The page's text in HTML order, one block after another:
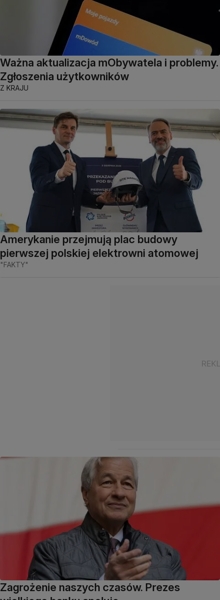
Ważna aktualizacja mObywatela i problemy.
Zgłoszenia użytkowników
Z KRAJU
Amerykanie przejmują plac budowy
pierwszej polskiej elektrowni atomowej
"FAKTY"
Zagrożenie naszych czasów. Prezes